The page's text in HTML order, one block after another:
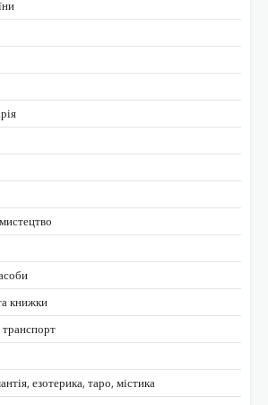
книжки
транспорт
езотерика, таро, містика